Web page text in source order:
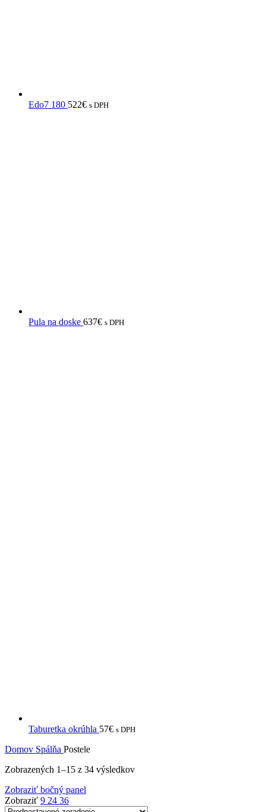
Edo7 180 522€ s DPH
Pula na doske 637€ s DPH
Taburetka okrúhla 57€ s DPH
Domov Spálňa Postele
Zobrazených 1–15 z 34 výsledkov
Zobraziť bočný panel
Zobraziť 9 24 36